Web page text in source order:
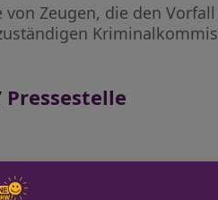
Zeugen, die den